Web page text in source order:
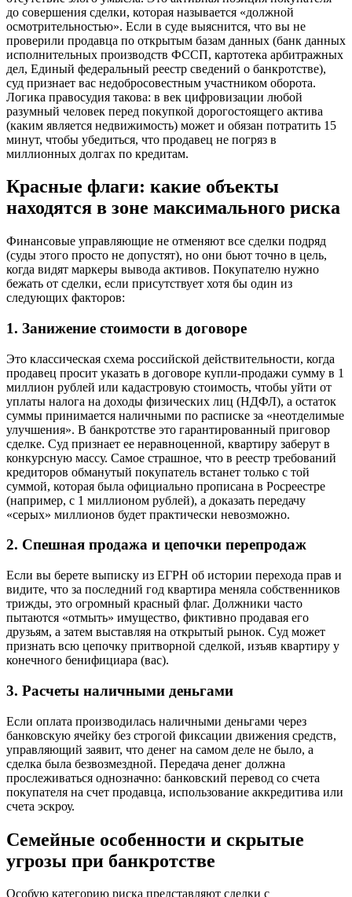
до совершения сделки, которая называется «должной
осмотрительностью». Если в суде выяснится, что вы не
проверили продавца по открытым базам данных (банк данных
исполнительных производств ФССП, картотека арбитражных
дел, Единый федеральный реестр сведений о банкротстве),
суд признает вас недобросовестным участником оборота.
Логика правосудия такова: в век цифровизации любой
разумный человек перед покупкой дорогостоящего актива
(каким является недвижимость) может и обязан потратить 15
минут, чтобы убедиться, что продавец не погряз в
миллионных долгах по кредитам.
Красные флаги: какие объекты
находятся в зоне максимального риска
Финансовые управляющие не отменяют все сделки подряд
(суды этого просто не допустят), но они бьют точно в цель,
когда видят маркеры вывода активов. Покупателю нужно
бежать от сделки, если присутствует хотя бы один из
следующих факторов:
1. Занижение стоимости в договоре
Это классическая схема российской действительности, когда
продавец просит указать в договоре купли-продажи сумму в 1
миллион рублей или кадастровую стоимость, чтобы уйти от
уплаты налога на доходы физических лиц (НДФЛ), а остаток
суммы принимается наличными по расписке за «неотделимые
улучшения». В банкротстве это гарантированный приговор
сделке. Суд признает ее неравноценной, квартиру заберут в
конкурсную массу. Самое страшное, что в реестр требований
кредиторов обманутый покупатель встанет только с той
суммой, которая была официально прописана в Росреестре
(например, с 1 миллионом рублей), а доказать передачу
«серых» миллионов будет практически невозможно.
2. Спешная продажа и цепочки перепродаж
Если вы берете выписку из ЕГРН об истории перехода прав и
видите, что за последний год квартира меняла собственников
трижды, это огромный красный флаг. Должники часто
пытаются «отмыть» имущество, фиктивно продавая его
друзьям, а затем выставляя на открытый рынок. Суд может
признать всю цепочку притворной сделкой, изъяв квартиру у
конечного бенифициара (вас).
3. Расчеты наличными деньгами
Если оплата производилась наличными деньгами через
банковскую ячейку без строгой фиксации движения средств,
управляющий заявит, что денег на самом деле не было, а
сделка была безвозмездной. Передача денег должна
прослеживаться однозначно: банковский перевод со счета
покупателя на счет продавца, использование аккредитива или
счета эскроу.
Семейные особенности и скрытые
угрозы при банкротстве
Особую категорию риска представляют сделки с